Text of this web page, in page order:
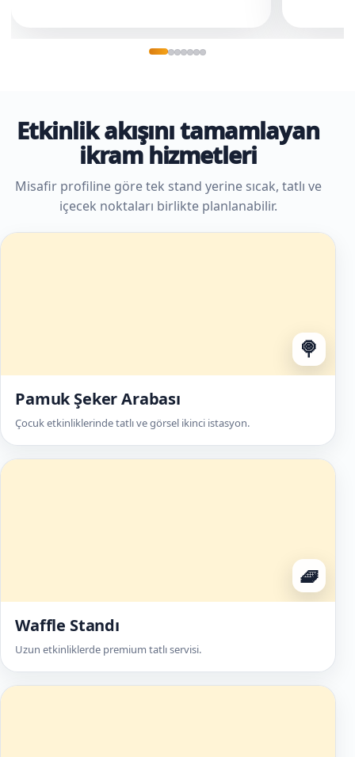
Etkinlik akışını tamamlayan
ikram hizmetleri
Misafir profiline göre tek stand yerine sıcak, tatlı ve
içecek noktaları birlikte planlanabilir.
🍭
Pamuk Şeker Arabası
Çocuk etkinliklerinde tatlı ve görsel ikinci istasyon.
🧇
Waffle Standı
Uzun etkinliklerde premium tatlı servisi.